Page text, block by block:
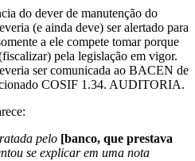
do dever de manutenção do
(e ainda deve) ser alertado para
a ele compete tomar porque
pela legislação em vigor.
ser comunicada ao BACEN de
COSIF 1.34. AUDITORIA.
pelo [banco, que prestava
se explicar em uma nota